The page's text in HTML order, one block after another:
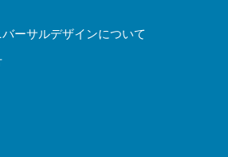
ーサルデザインについて